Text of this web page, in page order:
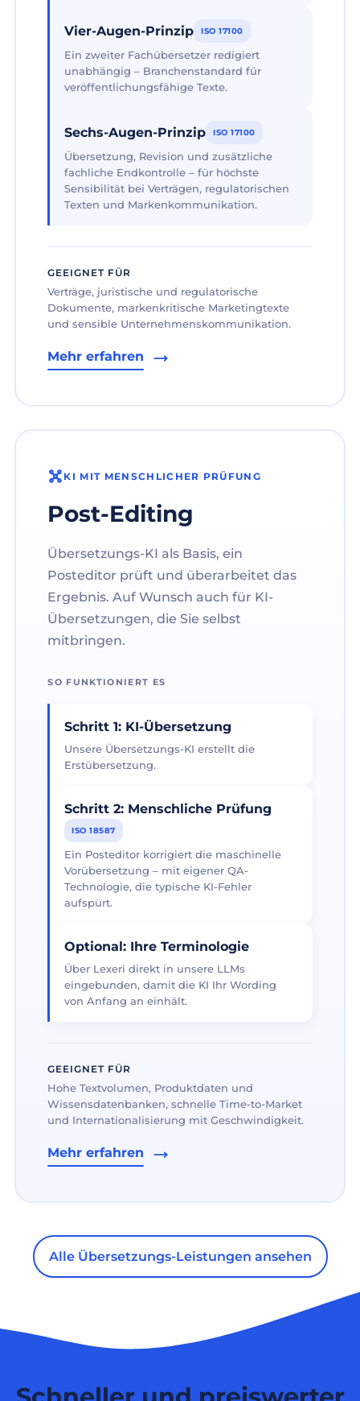
Vier-Augen-Prinzip ISO 17100
Ein zweiter Fachübersetzer redigiert
unabhängig – Branchenstandard für
veröffentlichungsfähige Texte.
Sechs-Augen-Prinzip ISO 17100
Übersetzung, Revision und zusätzliche
fachliche Endkontrolle – für höchste
Sensibilität bei Verträgen, regulatorischen
Texten und Markenkommunikation.
GEEIGNET FÜR
Verträge, juristische und regulatorische
Dokumente, markenkritische Marketingtexte
und sensible Unternehmenskommunikation.
Mehr erfahren
KI MIT MENSCHLICHER PRÜFUNG
Post-Editing
Übersetzungs-KI als Basis, ein
Posteditor prüft und überarbeitet das
Ergebnis. Auf Wunsch auch für KI-
Übersetzungen, die Sie selbst
mitbringen.
SO FUNKTIONIERT ES
Schritt 1: KI-Übersetzung
Unsere Übersetzungs-KI erstellt die
Erstübersetzung.
Schritt 2: Menschliche Prüfung
ISO 18587
Ein Posteditor korrigiert die maschinelle
Vorübersetzung – mit eigener QA-
Technologie, die typische KI-Fehler
aufspürt.
Optional: Ihre Terminologie
Über Lexeri direkt in unsere LLMs
eingebunden, damit die KI Ihr Wording
von Anfang an einhält.
GEEIGNET FÜR
Hohe Textvolumen, Produktdaten und
Wissensdatenbanken, schnelle Time-to-Market
und Internationalisierung mit Geschwindigkeit.
Mehr erfahren
Alle Übersetzungs-Leistungen ansehen